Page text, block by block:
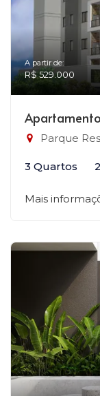
A partir de:
R$ 529.000
Parque
3 Quartos
Mais